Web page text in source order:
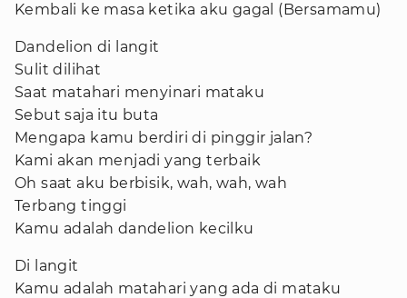
Kembali ke masa ketika aku gagal (Bersamamu)
Dandelion di langit
Sulit dilihat
Saat matahari menyinari mataku
Sebut saja itu buta
Mengapa kamu berdiri di pinggir jalan?
Kami akan menjadi yang terbaik
Oh saat aku berbisik, wah, wah, wah
Terbang tinggi
Kamu adalah dandelion kecilku
Di langit
Kamu adalah matahari yang ada di mataku